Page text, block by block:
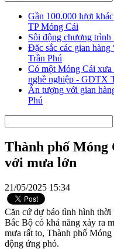
Gần 100.000 lượt
TP Móng Cái
Sôi động chương trình
Đặc sắc các gian
Trần Phú
Có một Móng Cái xưa
nghề nghiệp - GDTX
Ấn tượng với gian
Phú
Thành phố Móng
với mưa lớn
21/05/2025 15:34
Căn cứ dự báo tình hình
Bắc Bộ có khả năng xảy ra
mưa rất to, Thành phố Móng
động ứng phó.